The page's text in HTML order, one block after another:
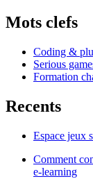
Mots clefs
Coding &
Serious
Formation
Recents
Espace jeux
Comment
e-learning